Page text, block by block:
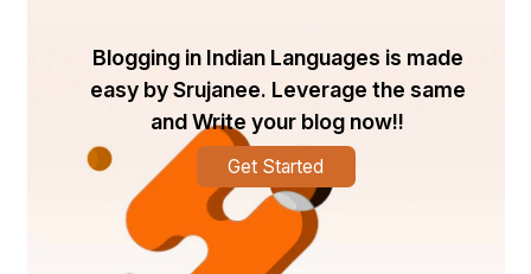
Blogging in Indian Languages is made
easy by Srujanee. Leverage the same
and Write your blog now!!
Get Started